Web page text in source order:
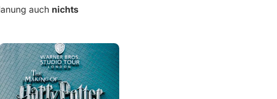
auch nichts